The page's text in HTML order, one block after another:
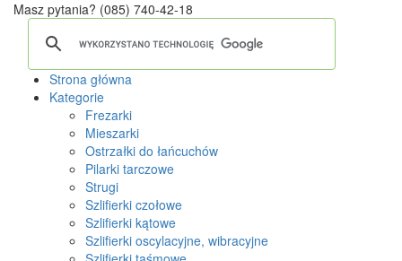
Masz pytania? (085) 740-42-18
Strona główna
Kategorie
Frezarki
Mieszarki
Ostrzałki do łańcuchów
Pilarki tarczowe
Strugi
Szlifierki czołowe
Szlifierki kątowe
Szlifierki oscylacyjne, wibracyjne